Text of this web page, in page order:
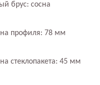
брус: сосна
профиля: 78 мм
стеклопакета: 45 мм